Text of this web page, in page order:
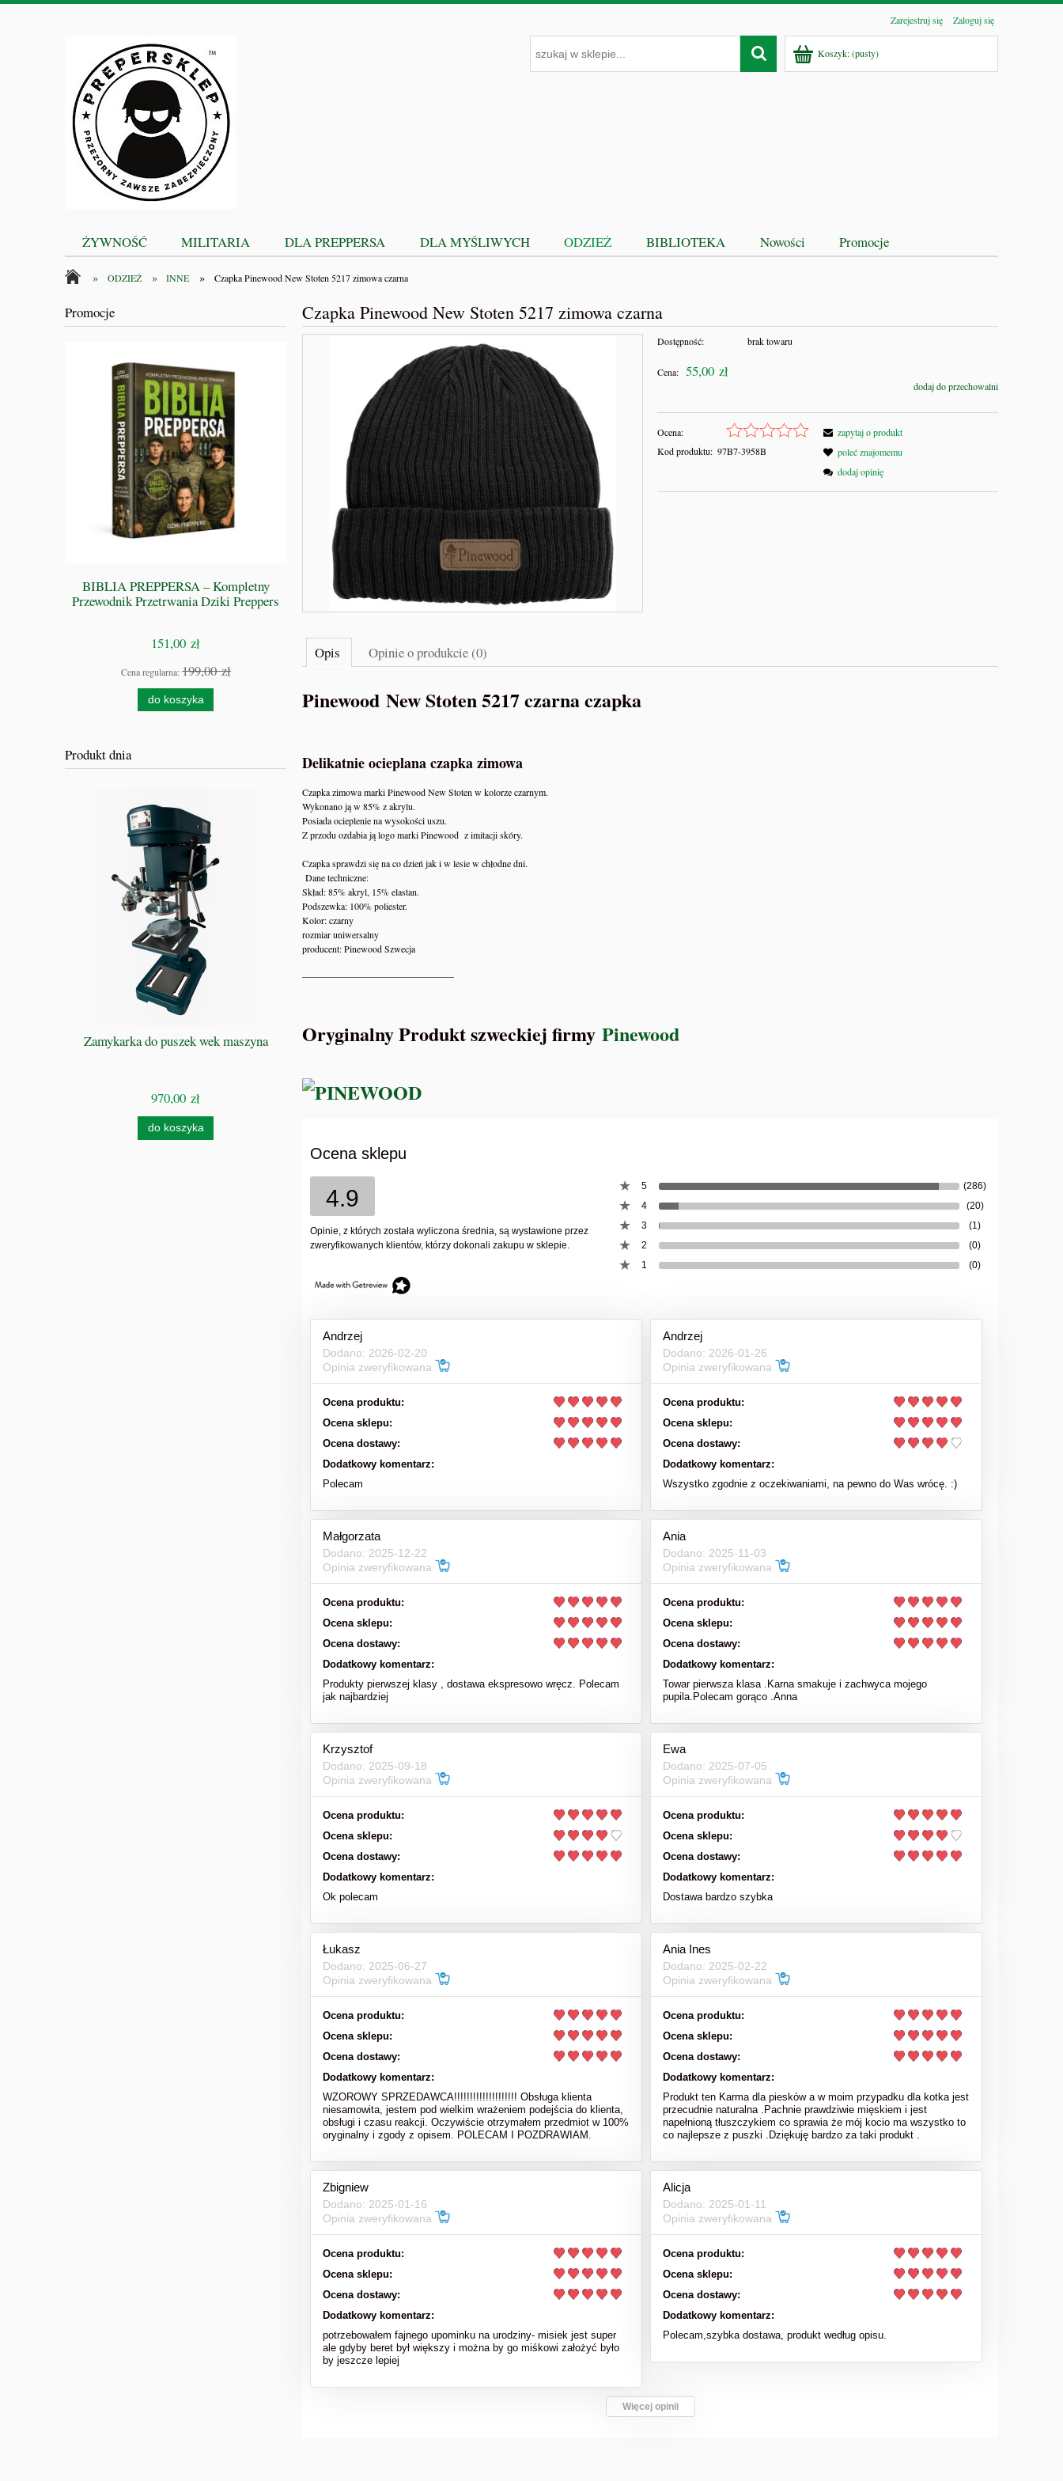
Zarejestruj się Zaloguj się
Koszyk:(pusty)
ŻYWNOŚĆ MILITARIA DLA PREPPERSA DLA MYŚLIWYCH ODZIEŻ BIBLIOTEKA Nowości Promocje
» ODZIEŻ » INNE » Czapka Pinewood New Stoten 5217 zimowa czarna
Promocje
BIBLIA PREPPERSA – Kompletny
Przewodnik Przetrwania Dziki Preppers
151,00 zł
Cena regularna:199,00 zł
do koszyka
Produkt dnia
Zamykarka do puszek wek maszyna
970,00 zł
do koszyka
BIBLIA PREPPERSA – Kompletny
Przewodnik Przetrwania Dziki Preppers
151,00 zł
WSZYSCY JESTEŚMY W GRZE -
DZIKI PREPPERS
Czapka Pinewood New Stoten 5217 zimowa czarna
Dostępność: brak towaru
Cena: 55,00 zł
dodaj do przechowalni
Ocena:
Kod produktu: 97B7-3958B
zapytaj o produkt
poleć znajomemu
dodaj opinię
Opis Opinie o produkcie (0)
Pinewood New Stoten 5217 czarna czapka
Delikatnie ocieplana czapka zimowa
Czapka zimowa marki Pinewood New Stoten w kolorze czarnym.
Wykonano ją w 85% z akrylu.
Posiada ocieplenie na wysokości uszu.
Z przodu ozdabia ją logo marki Pinewood z imitacji skóry.
Czapka sprawdzi się na co dzień jak i w lesie w chłodne dni.
Dane techniczne:
Skład: 85% akryl, 15% elastan.
Podszewka: 100% poliester.
Kolor: czarny
rozmiar uniwersalny
producent: Pinewood Szwecja
Oryginalny Produkt szweckiej firmy Pinewood
Ocena sklepu
4.9
Opinie, z których została wyliczona średnia, są wystawione przez
zweryfikowanych klientów, którzy dokonali zakupu w sklepie.
5
(286)
4
(20)
3
(1)
2
(0)
1
(0)
Andrzej
Dodano: 2026-02-20
Opinia zweryfikowana
Ocena produktu:
Ocena sklepu:
Ocena dostawy:
Dodatkowy komentarz:
Polecam
Andrzej
Dodano: 2026-01-26
Opinia zweryfikowana
Ocena produktu:
Ocena sklepu:
Ocena dostawy:
Dodatkowy komentarz:
Wszystko zgodnie z oczekiwaniami, na pewno do Was wrócę. :)
Małgorzata
Dodano: 2025-12-22
Opinia zweryfikowana
Ocena produktu:
Ocena sklepu:
Ocena dostawy:
Dodatkowy komentarz:
Produkty pierwszej klasy , dostawa ekspresowo wręcz. Polecam
jak najbardziej
Ania
Dodano: 2025-11-03
Opinia zweryfikowana
Ocena produktu:
Ocena sklepu:
Ocena dostawy:
Dodatkowy komentarz:
Towar pierwsza klasa .Karna smakuje i zachwyca mojego
pupila.Polecam gorąco .Anna
Krzysztof
Dodano: 2025-09-18
Opinia zweryfikowana
Ocena produktu:
Ocena sklepu:
Ocena dostawy:
Dodatkowy komentarz:
Ok polecam
Ewa
Dodano: 2025-07-05
Opinia zweryfikowana
Ocena produktu:
Ocena sklepu:
Ocena dostawy:
Dodatkowy komentarz:
Dostawa bardzo szybka
Łukasz
Dodano: 2025-06-27
Opinia zweryfikowana
Ocena produktu:
Ocena sklepu:
Ocena dostawy:
Dodatkowy komentarz:
WZOROWY SPRZEDAWCA!!!!!!!!!!!!!!!!!!!! Obsługa klienta
niesamowita, jestem pod wielkim wrażeniem podejścia do klienta,
obsługi i czasu reakcji. Oczywiście otrzymałem przedmiot w 100%
oryginalny i zgody z opisem. POLECAM I POZDRAWIAM.
Ania Ines
Dodano: 2025-02-22
Opinia zweryfikowana
Ocena produktu:
Ocena sklepu:
Ocena dostawy:
Dodatkowy komentarz:
Produkt ten Karma dla piesków a w moim przypadku dla kotka jest
przecudnie naturalna .Pachnie prawdziwie mięskiem i jest
napełnioną tłuszczykiem co sprawia że mój kocio ma wszystko to
co najlepsze z puszki .Dziękuję bardzo za taki produkt .
Zbigniew
Dodano: 2025-01-16
Opinia zweryfikowana
Ocena produktu:
Ocena sklepu:
Ocena dostawy:
Dodatkowy komentarz:
potrzebowałem fajnego upominku na urodziny- misiek jest super
ale gdyby beret był większy i można by go miśkowi założyć było
by jeszcze lepiej
Alicja
Dodano: 2025-01-11
Opinia zweryfikowana
Ocena produktu:
Ocena sklepu:
Ocena dostawy:
Dodatkowy komentarz:
Polecam,szybka dostawa, produkt według opisu.
Więcej opinii